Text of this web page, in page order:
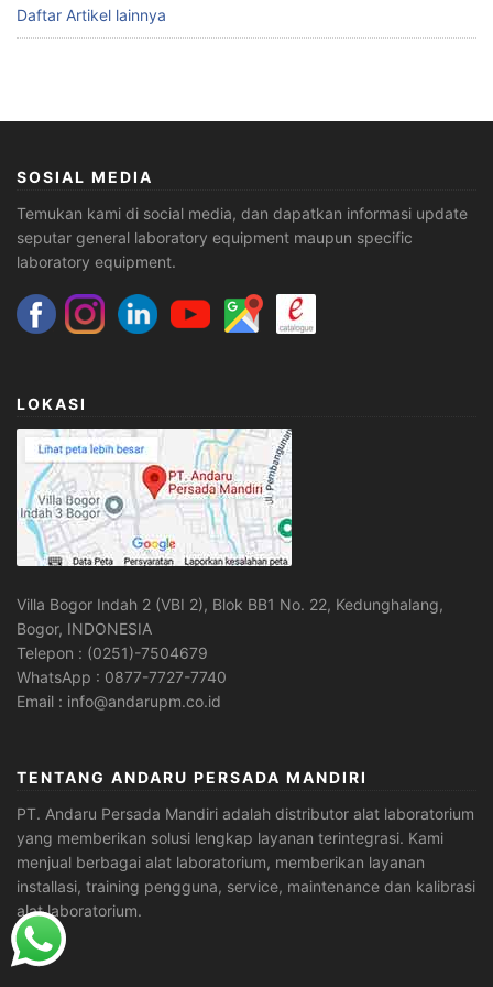
Daftar Artikel lainnya
SOSIAL MEDIA
Temukan kami di social media, dan dapatkan informasi update
seputar general laboratory equipment maupun specific
laboratory equipment.
LOKASI
Villa Bogor Indah 2 (VBI 2), Blok BB1 No. 22, Kedunghalang,
Bogor, INDONESIA
Telepon : (0251)-7504679
WhatsApp : 0877-7727-7740
Email : info@andarupm.co.id
TENTANG ANDARU PERSADA MANDIRI
PT. Andaru Persada Mandiri adalah distributor alat laboratorium
yang memberikan solusi lengkap layanan terintegrasi. Kami
menjual berbagai alat laboratorium, memberikan layanan
installasi, training pengguna, service, maintenance dan kalibrasi
alat laboratorium.